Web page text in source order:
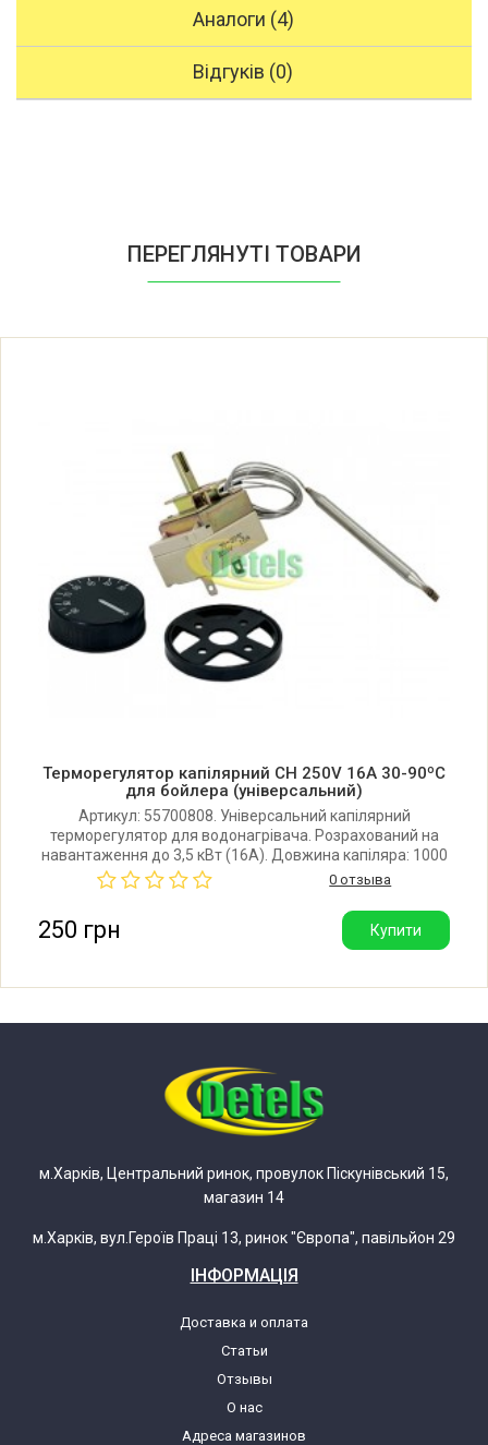
Аналоги (4)
Відгуків (0)
ПЕРЕГЛЯНУТІ ТОВАРИ
Терморегулятор капілярний CH 250V 16A 30-90ºC
для бойлера (універсальний)
Артикул: 55700808. Універсальний капілярний
терморегулятор для водонагрівача. Розрахований на
навантаження до 3,5 кВт (16A). Довжина капіляра: 1000
мм. Температурний діапазон: 30-90 ºC. Виробник: Китай.
0 отзыва
250 грн Купити
м.Харків, Центральний ринок, провулок Піскунівський 15,
магазин 14
м.Харків, вул.Героїв Праці 13, ринок "Європа", павільйон 29
ІНФОРМАЦІЯ
Доставка и оплата
Статьи
Отзывы
О нас
Адреса магазинов